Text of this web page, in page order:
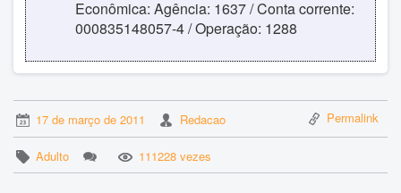
Econômica: Agência: 1637 / Conta corrente:
000835148057-4 / Operação: 1288
17 de março de 2011 Redacao Permalink
Adulto 111228 vezes